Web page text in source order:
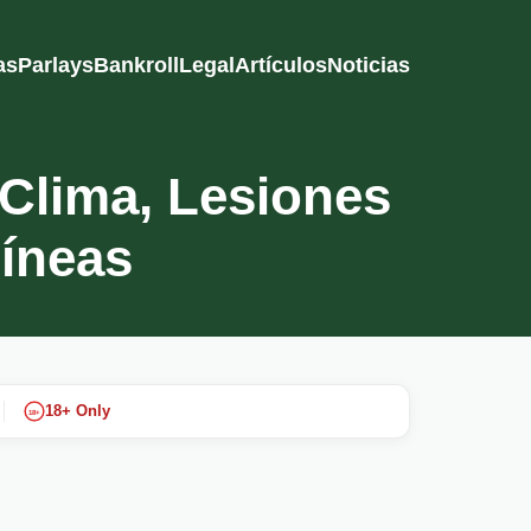
ParlaysBankroll Legal ArtículosNoticias
Lesiones
18+ 18+ Only